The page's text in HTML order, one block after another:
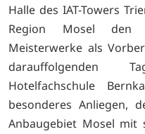
Halle des IAT-Towers
Region Mosel den
Meisterwerke als
darauffolgenden
Hotelfachschule
besonderes Anliegen,
Anbaugebiet Mosel mit